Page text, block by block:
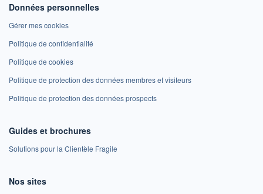
Données personnelles
Gérer mes cookies
Politique de confidentialité
Politique de cookies
Politique de protection des données membres et visiteurs
Politique de protection des données prospects
Guides et brochures
Solutions pour la Clientèle Fragile
Nos sites